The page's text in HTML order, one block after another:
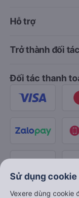
Hỗ trợ
Trở thành đối tác
Đối tác thanh
Sử dụng cookie
Vexere dùng cookie